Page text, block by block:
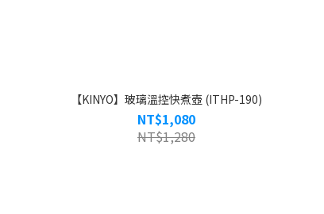
【KINYO】玻璃溫控快煮壺 (ITHP-190)
NT$1,080
NT$1,280